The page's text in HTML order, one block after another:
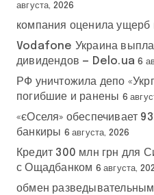
августа, 2026
компания оценила ущерб
Vodafone Украина
дивидендов — Delo.ua 6
РФ уничтожила депо
погибшие и ранены 6
«єОселя» обеспечивает
банкиры 6 августа, 2026
Кредит 300 млн грн для
с Ощадбанком 6 августа,
обмен